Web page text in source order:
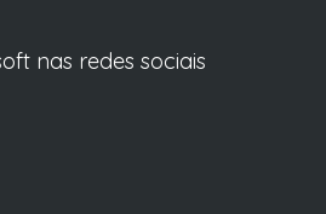
nas redes sociais